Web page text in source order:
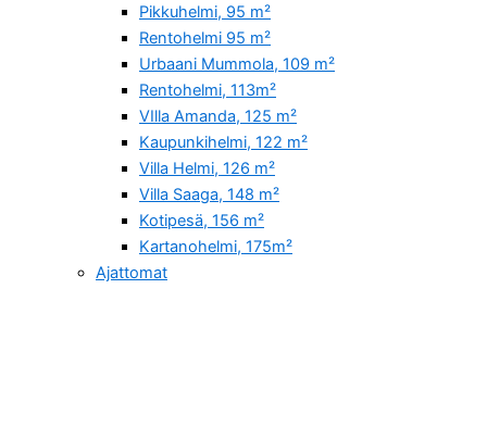
Pikkuhelmi, 95 m²
Rentohelmi 95 m²
Urbaani Mummola, 109 m²
Rentohelmi, 113m²
VIlla Amanda, 125 m²
Kaupunkihelmi, 122 m²
Villa Helmi, 126 m²
Villa Saaga, 148 m²
Kotipesä, 156 m²
Kartanohelmi, 175m²
Ajattomat